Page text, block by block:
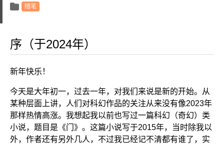
随笔
序（于2024年）
新年快乐！
今天是大年初一，过去一年，对我们来说是新的开始。从
某种层面上讲，人们对科幻作品的关注从来没有像2023年
那样热情高涨。我想起我以前也写过一篇科幻（奇幻）类
小说，题目是《门》。这篇小说写于2015年，当时除我以
外，作者还有另外几人，不过我已经记不清都有谁了，实